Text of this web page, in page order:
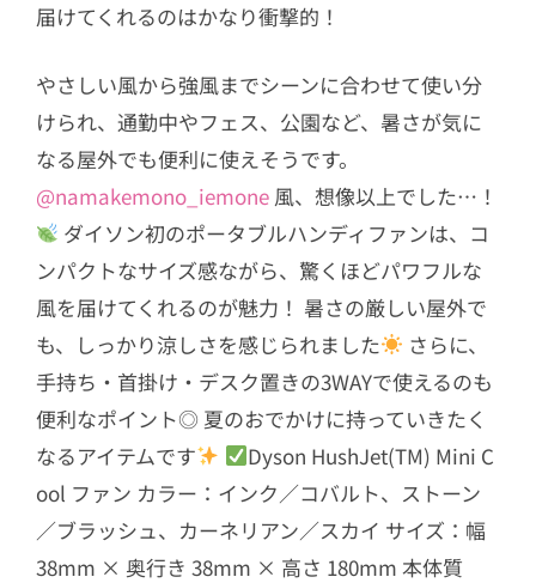
届けてくれるのはかなり衝撃的！
やさしい風から強風までシーンに合わせて使い分
けられ、通勤中やフェス、公園など、暑さが気に
なる屋外でも便利に使えそうです。
@namakemono_iemone 風、想像以上でした…！
ダイソン初のポータブルハンディファンは、コ
ンパクトなサイズ感ながら、驚くほどパワフルな
風を届けてくれるのが魅力！ 暑さの厳しい屋外で
も、しっかり涼しさを感じられました
さらに、
手持ち・首掛け・デスク置きの3WAYで使えるのも
便利なポイント◎ 夏のおでかけに持っていきたく
なるアイテムです
Dyson HushJet(TM) Mini C
ool ファン カラー：インク／コバルト、ストーン
／ブラッシュ、カーネリアン／スカイ サイズ：幅
38mm × 奥行き 38mm × 高さ 180mm 本体質